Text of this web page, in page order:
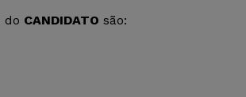
do CANDIDATO são: